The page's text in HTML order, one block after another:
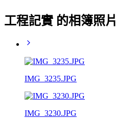
工程記實 的相簿照片
IMG_3235.JPG
IMG_3230.JPG